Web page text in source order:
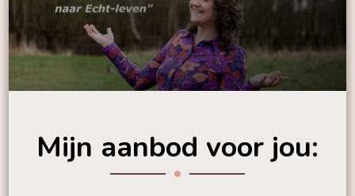
Mijn aanbod voor jou: